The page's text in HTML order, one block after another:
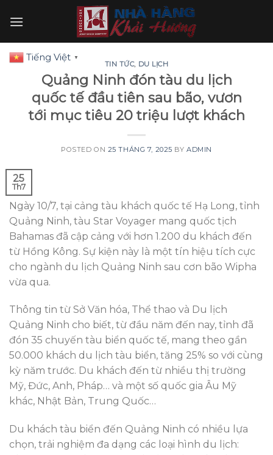
TIN TỨC, DU LỊCH
Quảng Ninh đón tàu du lịch
quốc tế đầu tiên sau bão, vươn
tới mục tiêu 20 triệu lượt khách
POSTED ON 25 THÁNG 7, 2025 BY ADMIN
25
Th7
Ngày 10/7, tại cảng tàu khách quốc tế Hạ Long, tỉnh
Quảng Ninh, tàu Star Voyager mang quốc tịch
Bahamas đã cập cảng với hơn 1.200 du khách đến
từ Hồng Kông. Sự kiện này là một tín hiệu tích cực
cho ngành du lịch Quảng Ninh sau cơn bão Wipha
vừa qua.
Thông tin từ Sở Văn hóa, Thể thao và Du lịch
Quảng Ninh cho biết, từ đầu năm đến nay, tỉnh đã
đón 35 chuyến tàu biển quốc tế, mang theo gần
50.000 khách du lịch tàu biển, tăng 25% so với cùng
kỳ năm trước. Du khách đến từ nhiều thị trường
Mỹ, Đức, Anh, Pháp… và một số quốc gia Âu Mỹ
khác, Nhật Bản, Trung Quốc…
Du khách tàu biển đến Quảng Ninh có nhiều lựa
chọn, trải nghiệm đa dạng các loại hình du lịch:
Tiếng Việt ▼